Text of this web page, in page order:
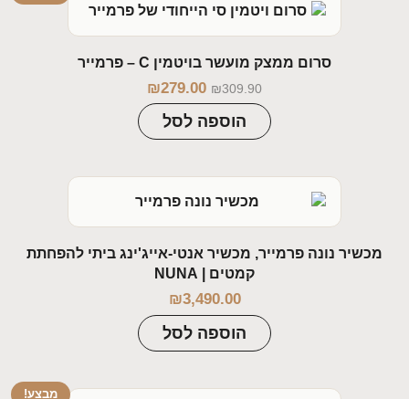
סרום ממצק מועשר בויטמין C – פרמייר
₪309.90
₪279.00
הוספה לסל
מכשיר נונה פרמייר, מכשיר אנטי-אייג'ינג ביתי להפחתת
קמטים | NUNA
₪3,490.00
הוספה לסל
מבצע!